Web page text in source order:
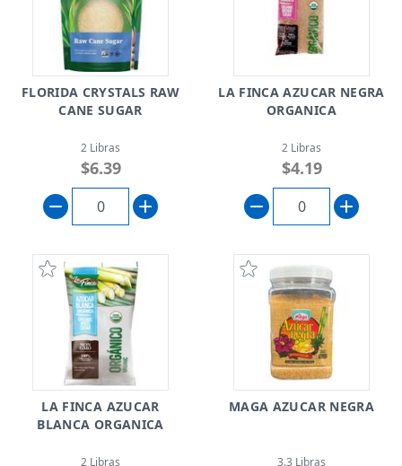
FLORIDA CRYSTALS RAW
CANE SUGAR
2 Libras
$6.39
LA FINCA AZUCAR NEGRA
ORGANICA
2 Libras
$4.19
LA FINCA AZUCAR
BLANCA ORGANICA
2 Libras
MAGA AZUCAR NEGRA
3.3 Libras